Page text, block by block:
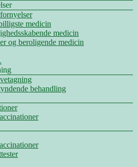
medicin
medicin
og beroligende medicin
behandling